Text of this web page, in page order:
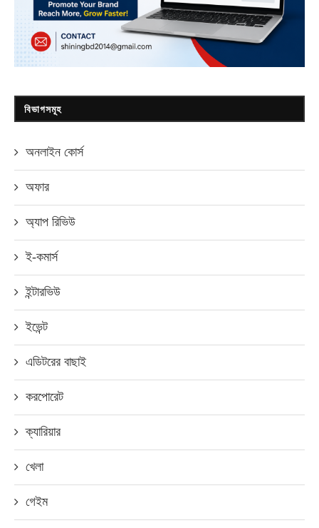
বিভাগসমূহ
অনলাইন কোর্স
অফার
অ্যাপ রিভিউ
ই-কমার্স
ইন্টারভিউ
ইভেন্ট
এডিটরের বাছাই
করপোরেট
ক্যারিয়ার
খেলা
গেইম